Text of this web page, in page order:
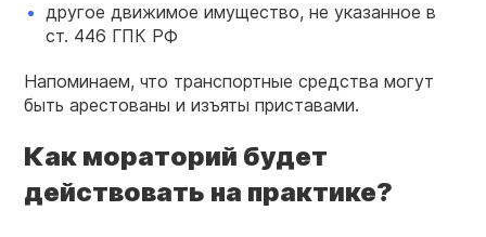
другое движимое имущество, не указанное в
ст. 446 ГПК РФ
Напоминаем, что транспортные средства могут
быть арестованы и изъяты приставами.
Как мораторий будет
действовать на практике?